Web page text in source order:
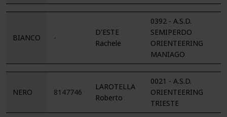
BIANCO -
D'ESTE
Rachele
0392 - A.S.D.
SEMIPERDO
ORIENTEERING
MANIAGO
NERO 8147746
LAROTELLA
Roberto
0021 - A.S.D.
ORIENTEERING
TRIESTE